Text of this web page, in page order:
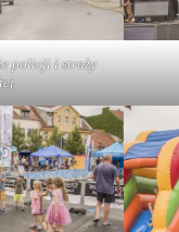
policji i straży